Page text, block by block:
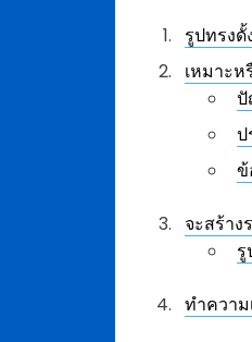
รูปทรง
เหมาะห
ปั
ป
ข้
จะสร้าง
รู
ทำควา